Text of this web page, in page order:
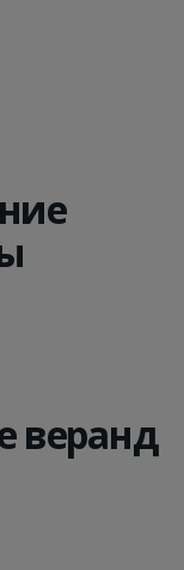
веранд